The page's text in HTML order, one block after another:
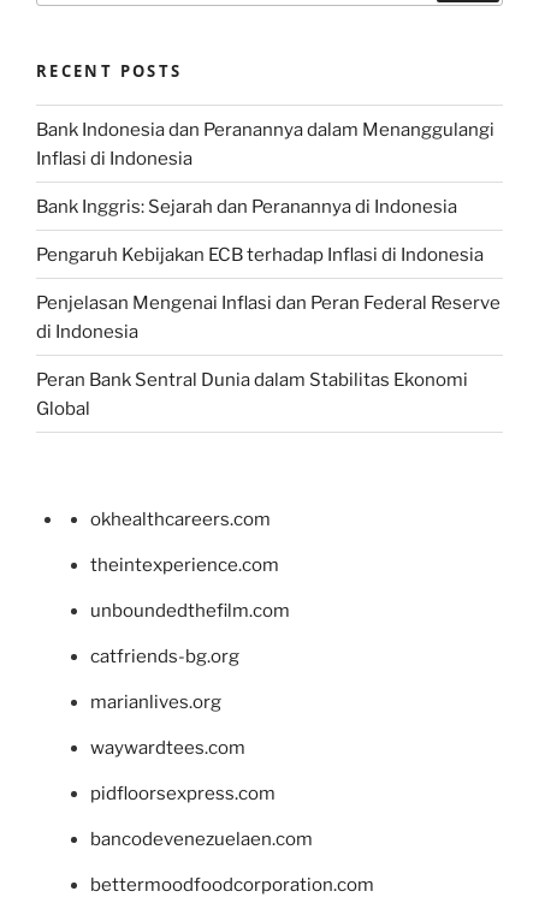
RECENT POSTS
Bank Indonesia dan Peranannya dalam Menanggulangi
Inflasi di Indonesia
Bank Inggris: Sejarah dan Peranannya di Indonesia
Pengaruh Kebijakan ECB terhadap Inflasi di Indonesia
Penjelasan Mengenai Inflasi dan Peran Federal Reserve
di Indonesia
Peran Bank Sentral Dunia dalam Stabilitas Ekonomi
Global
okhealthcareers.com
theintexperience.com
unboundedthefilm.com
catfriends-bg.org
marianlives.org
waywardtees.com
pidfloorsexpress.com
bancodevenezuelaen.com
bettermoodfoodcorporation.com